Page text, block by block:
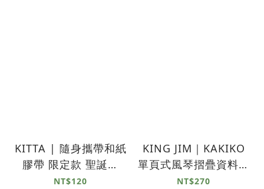
KITTA | 隨身攜帶和紙
膠帶 限定款 聖誕節
2024
NT$120
KING JIM｜KAKIKO
單頁式風琴摺疊資料夾
16內袋 樂譜
NT$270